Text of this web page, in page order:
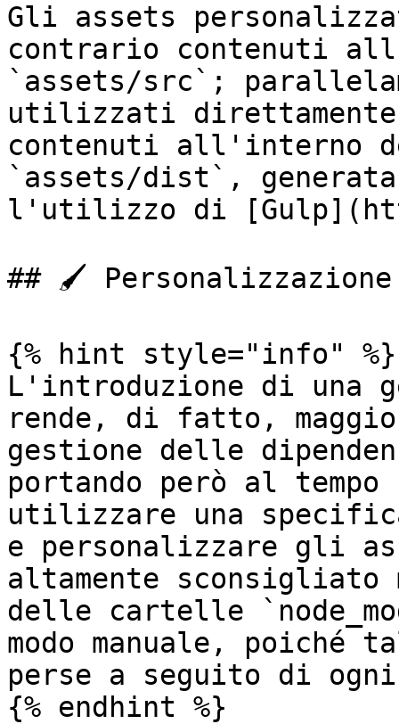
Gli assets
contrario contenuti
`assets/src`;
utilizzati
contenuti all'interno
`assets/dist`,
l'utilizzo di
## 🖌️ Personalizzazione
{% hint style="info" %}
L'introduzione di una
rende, di fatto,
gestione delle
portando però al
utilizzare una
e personalizzare gli
altamente
delle cartelle
modo manuale, poiché
perse a seguito di ogni
{% endhint %}